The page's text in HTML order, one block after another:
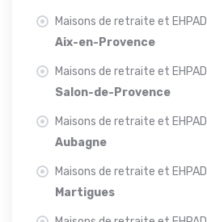
Maisons de retraite et EHPAD
Aix-en-Provence
Maisons de retraite et EHPAD
Salon-de-Provence
Maisons de retraite et EHPAD
Aubagne
Maisons de retraite et EHPAD
Martigues